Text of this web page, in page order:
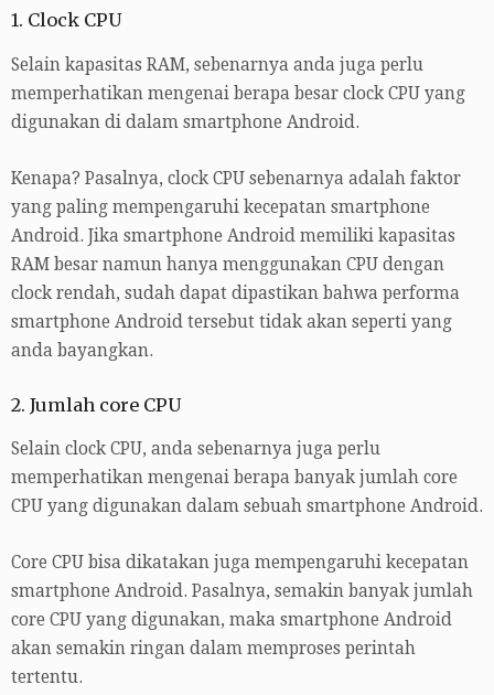
1. Clock CPU
Selain kapasitas RAM, sebenarnya anda juga perlu
memperhatikan mengenai berapa besar clock CPU yang
digunakan di dalam smartphone Android.
Kenapa? Pasalnya, clock CPU sebenarnya adalah faktor
yang paling mempengaruhi kecepatan smartphone
Android. Jika smartphone Android memiliki kapasitas
RAM besar namun hanya menggunakan CPU dengan
clock rendah, sudah dapat dipastikan bahwa performa
smartphone Android tersebut tidak akan seperti yang
anda bayangkan.
2. Jumlah core CPU
Selain clock CPU, anda sebenarnya juga perlu
memperhatikan mengenai berapa banyak jumlah core
CPU yang digunakan dalam sebuah smartphone Android.
Core CPU bisa dikatakan juga mempengaruhi kecepatan
smartphone Android. Pasalnya, semakin banyak jumlah
core CPU yang digunakan, maka smartphone Android
akan semakin ringan dalam memproses perintah
tertentu.